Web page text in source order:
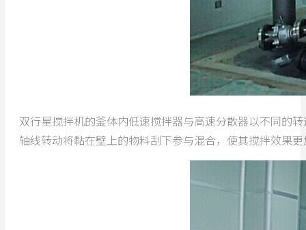
双行星搅拌机的釜体内低速搅拌器与高速分散器以不同的
轴线转动将黏在壁上的物料刮下参与混合，使其搅拌效果